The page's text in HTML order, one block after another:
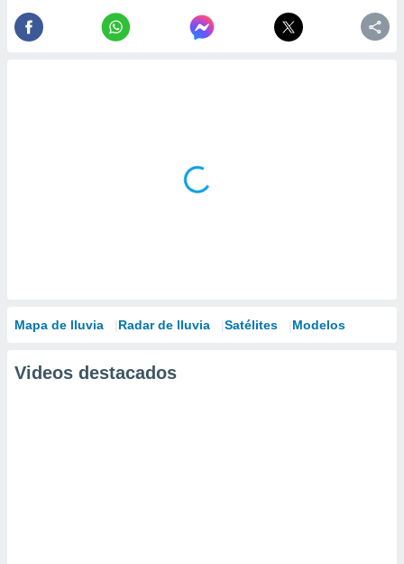
Mapa de lluvia Radar de lluvia Satélites Modelos
Videos destacados